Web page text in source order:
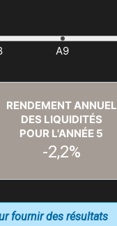
RENDEMENT ANNUEL
DES LIQUIDITÉS
POUR L'ANNÉE 5
-2,2%
fournir des résultats